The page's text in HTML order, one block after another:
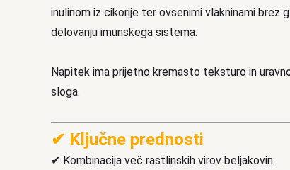
inulinom iz cikorije ter ovsenimi vlakninami
delovanju imunskega sistema.
Napitek ima prijetno kremasto teksturo in
sloga.
✔ Ključne prednosti
✔ Kombinacija več rastlinskih virov beljakovin